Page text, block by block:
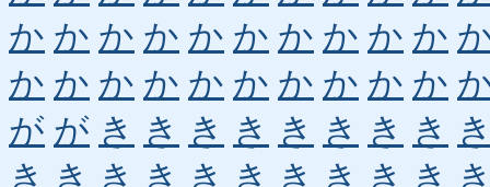
か か か か か か か か か か
か か か か か か か か か か
が が き き き き き き き き
き き き き き き き き き き